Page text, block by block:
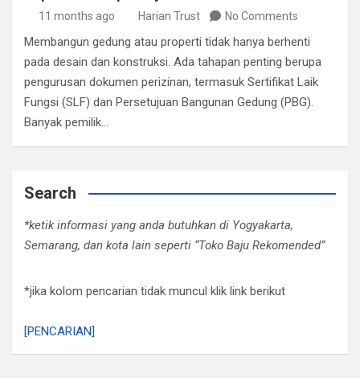
11 months ago Harian Trust No Comments
Membangun gedung atau properti tidak hanya berhenti
pada desain dan konstruksi. Ada tahapan penting berupa
pengurusan dokumen perizinan, termasuk Sertifikat Laik
Fungsi (SLF) dan Persetujuan Bangunan Gedung (PBG).
Banyak pemilik…
Search
*ketik informasi yang anda butuhkan di Yogyakarta,
Semarang, dan kota lain seperti “Toko Baju Rekomended”
*jika kolom pencarian tidak muncul klik link berikut
[PENCARIAN]